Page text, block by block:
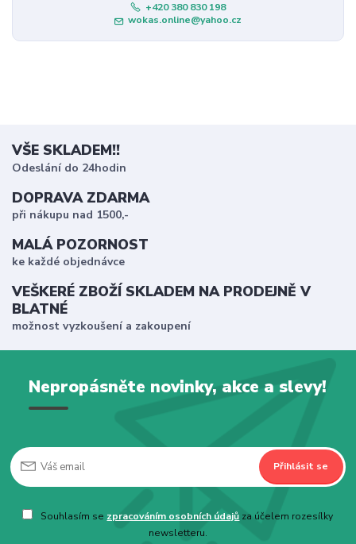
+420 380 830 198
wokas.online@yahoo.cz
VŠE SKLADEM!!
Odeslání do 24hodin
DOPRAVA ZDARMA
při nákupu nad 1500,-
MALÁ POZORNOST
ke každé objednávce
VEŠKERÉ ZBOŽÍ SKLADEM NA PRODEJNĚ V
BLATNÉ
možnost vyzkoušení a zakoupení
Nepropásněte novinky, akce a slevy!
Přihlásit se
Souhlasím se zpracováním osobních údajů za účelem rozesílky
newsletteru.